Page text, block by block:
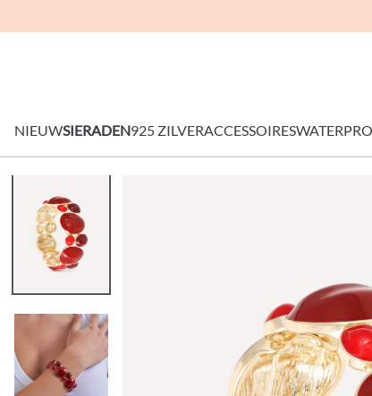
NIEUWSIERADEN925 ZILVERACCESSOIRES